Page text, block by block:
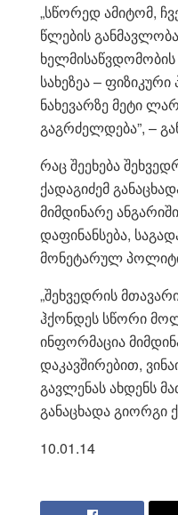
„სწორედ ამიტომ,
წლების
სახეზეა – ფიზიკური
ნახევარზე მეტი
გაგრძელდება”, –
რაც შეეხება
ქადაგიძემ
მიმდინარე
დაფინანსება,
მონეტარულ
„შეხვედრის
ჰქონდეს სწორი
ინფორმაცია
დაკავშირებით,
გავლენას ახდენს
განაცხადა გიორგი
10.01.14